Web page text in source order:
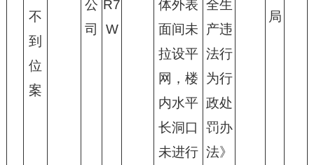
不
到
位
案
公
司
R7
W
体外表
面间未
拉设平
网，楼
内水平
长洞口
未进行
全生
产违
法行
为行
政处
罚办
法》
局